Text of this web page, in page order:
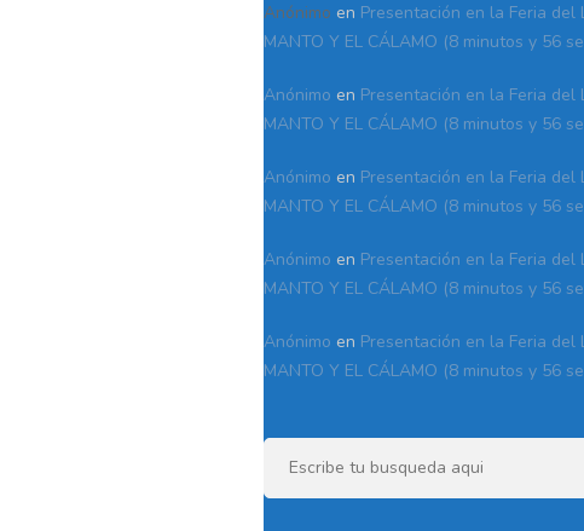
Anónimo en Presentación en la Feria del
MANTO Y EL CÁLAMO (8 minutos y 56
Anónimo en Presentación en la Feria del
MANTO Y EL CÁLAMO (8 minutos y 56
Anónimo en Presentación en la Feria del
MANTO Y EL CÁLAMO (8 minutos y 56
Anónimo en Presentación en la Feria del
MANTO Y EL CÁLAMO (8 minutos y 56
Anónimo en Presentación en la Feria del
MANTO Y EL CÁLAMO (8 minutos y 56